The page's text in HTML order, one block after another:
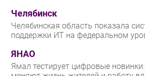
Челябинск
Челябинская область показала
поддержки ИТ на федеральном
ЯНАО
Ямал тестирует цифровые новинки: